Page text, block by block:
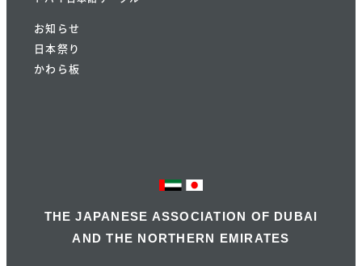
お知らせ
日本祭り
かわら板
THE JAPANESE ASSOCIATION OF DUBAI
AND THE NORTHERN EMIRATES